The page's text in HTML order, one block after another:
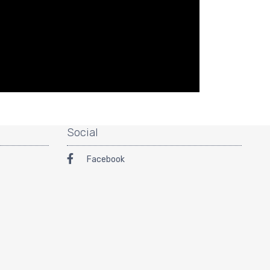
Social
Facebook